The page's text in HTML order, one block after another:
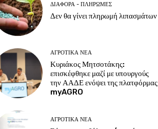
ΔΙΆΦΟΡΑ - ΠΛΗΡΩΜΈΣ
Δεν θα γίνει πληρωμή λιπασμάτων
ΑΓΡΟΤΙΚΆ ΝΈΑ
Κυριάκος Μητσοτάκης:
επισκέφθηκε μαζί με υπουργούς
την ΑΑΔΕ ενόψει της πλατφόρμας
myAGRO
ΑΓΡΟΤΙΚΆ ΝΈΑ